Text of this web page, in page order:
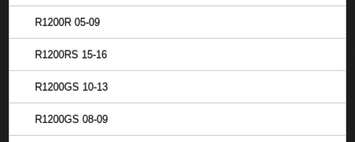
R1200R 05-09
R1200RS 15-16
R1200GS 10-13
R1200GS 08-09